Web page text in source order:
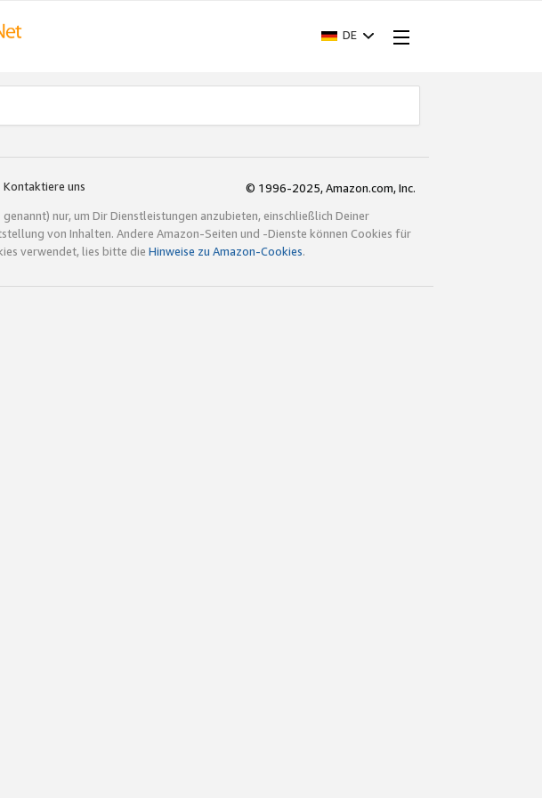
DE
Kontaktiere uns
© 1996-2025, Amazon.com, Inc.
nur, um Dir Dienstleistungen anzubieten, einschließlich Deiner
von Inhalten. Andere Amazon-Seiten und -Dienste können Cookies für
verwendet, lies bitte die Hinweise zu Amazon-Cookies.